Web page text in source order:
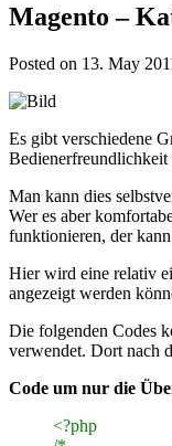
Magento –
Posted on 13. May
Es gibt verschiedene
Bedienerfreundlichkeit
Man kann dies
Wer es aber
funktionieren, der
Hier wird eine relativ
angezeigt werden
Die folgenden Codes
verwendet. Dort nach
Code um nur die
<?php